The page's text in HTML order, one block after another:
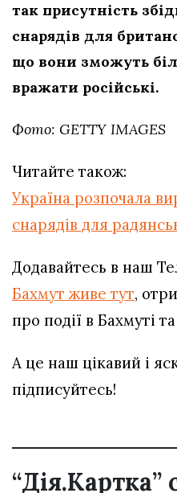
так присутність
снарядів для
що вони зможуть
вражати російські.
Фото: GETTY IMAGES
Читайте також:
Україна розпочала
снарядів для
Додавайтесь в наш
Бахмут живе тут,
про події в Бахмуті
А це наш цікавий і
підписуйтесь!
“Дія.Картка”